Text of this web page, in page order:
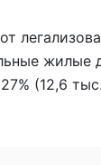
жилые
(12,6